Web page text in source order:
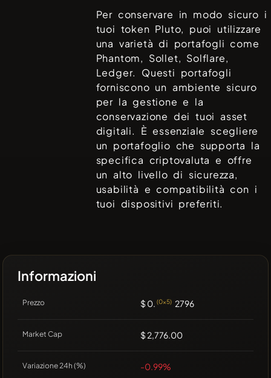
Per conservare in modo sicuro i
tuoi token Pluto, puoi utilizzare
una varietà di portafogli come
Phantom, Sollet, Solflare,
Ledger. Questi portafogli
forniscono un ambiente sicuro
per la gestione e la
conservazione dei tuoi asset
digitali. È essenziale scegliere
un portafoglio che supporta la
specifica criptovaluta e offre
un alto livello di sicurezza,
usabilità e compatibilità con i
tuoi dispositivi preferiti.
Informazioni
Prezzo $ 0. (0x5) 2796
Market Cap $ 2,776.00
Variazione 24h (%) -0.99%